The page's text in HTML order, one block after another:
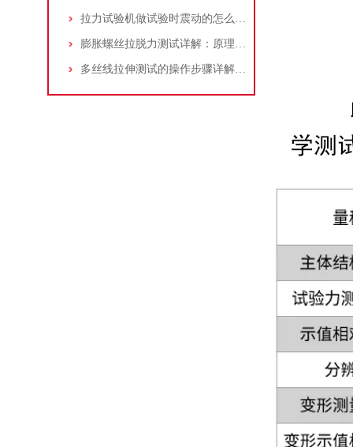
拉力试验机做试验时震动的怎么办？
膨胀螺丝拉脱力测试详解：原理、标准和设备使用指南！
多丝线拉伸测试的操作步骤详解，拉力试验机全程讲解